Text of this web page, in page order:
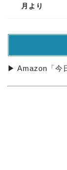
月より
▶ Amazon「今